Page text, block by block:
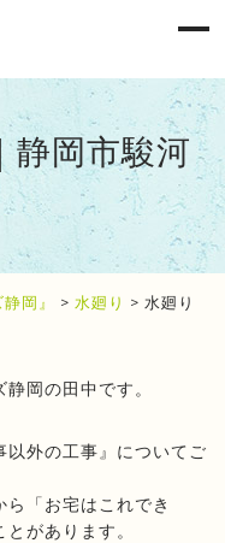
静岡市駿河
岡』 >水廻り >水廻り
岡の田中です。
以外の工事』についてご
「お宅はこれでき
があります。